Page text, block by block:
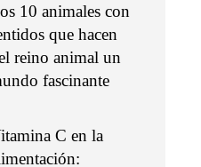
10 animales con
que hacen
reino animal un
fascinante
C en la